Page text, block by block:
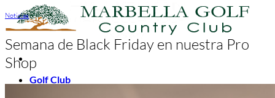
Golf Club
Noticias
Semana de Black Friday en nuestra Pro
Shop